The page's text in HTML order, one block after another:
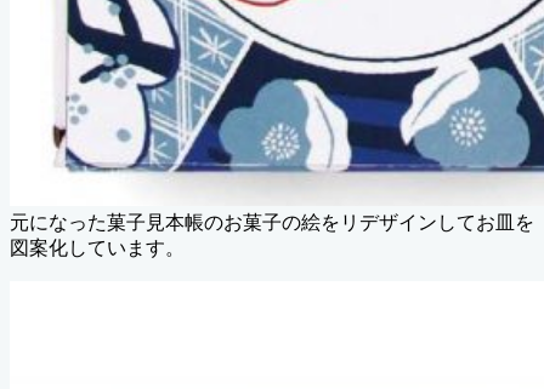
元になった菓子見本帳のお菓子の絵をリデザインしてお皿を
図案化しています。